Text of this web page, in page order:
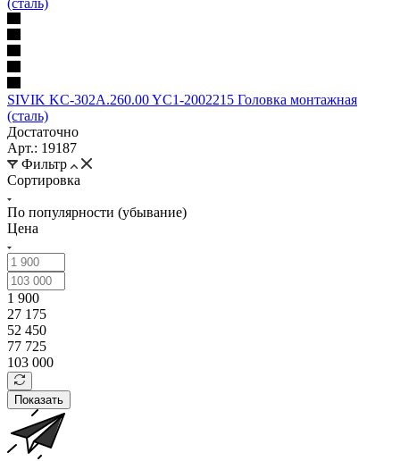
SIVIK KC-302A.260.00 YC1-2002215 Головка монтажная
(сталь)
Достаточно
Арт.: 19187
Фильтр
Сортировка
По популярности (убывание)
Цена
1 900
27 175
52 450
77 725
103 000
Показать